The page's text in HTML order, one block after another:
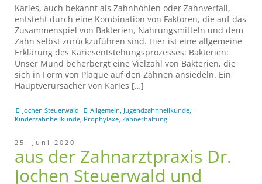
Karies, auch bekannt als Zahnhöhlen oder Zahnverfall,
entsteht durch eine Kombination von Faktoren, die auf das
Zusammenspiel von Bakterien, Nahrungsmitteln und dem
Zahn selbst zurückzuführen sind. Hier ist eine allgemeine
Erklärung des Kariesentstehungsprozesses: Bakterien:
Unser Mund beherbergt eine Vielzahl von Bakterien, die
sich in Form von Plaque auf den Zähnen ansiedeln. Ein
Hauptverursacher von Karies […]
Jochen Steuerwald Allgemein, Jugendzahnheilkunde,
Kinderzahnheilkunde, Prophylaxe, Zahnerhaltung
25. Juni 2020
aus der Zahnarztpraxis Dr.
Jochen Steuerwald und